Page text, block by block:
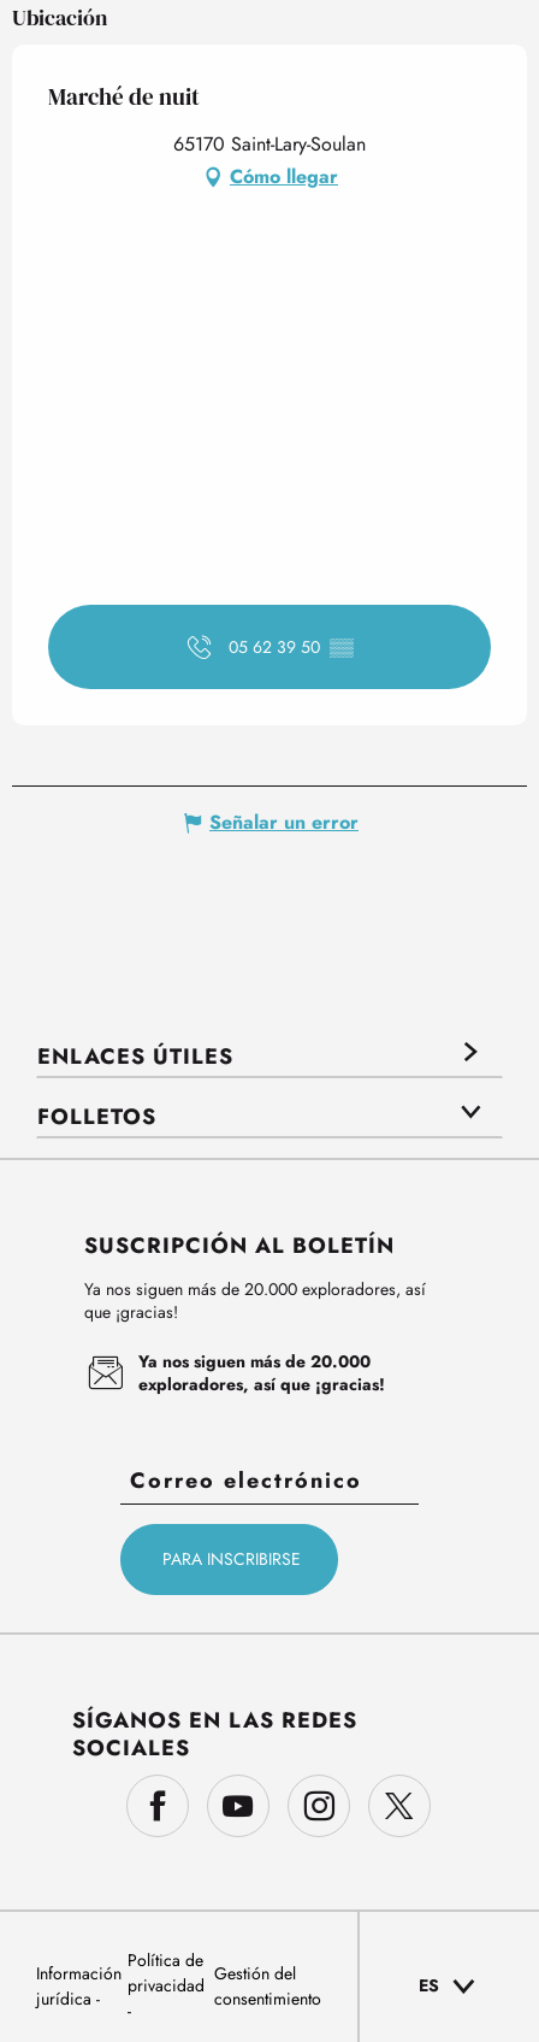
Ubicación
Marché de nuit
65170 Saint-Lary-Soulan
Cómo llegar
05 62 39 50 ▒▒
Señalar un error
ENLACES ÚTILES
FOLLETOS
SUSCRIPCIÓN AL BOLETÍN
Ya nos siguen más de 20.000 exploradores, así
que ¡gracias!
Ya nos siguen más de 20.000
exploradores, así que ¡gracias!
SÍGANOS EN LAS REDES
SOCIALES
Información
jurídica
Política de
privacidad
Gestión del
consentimiento
ES